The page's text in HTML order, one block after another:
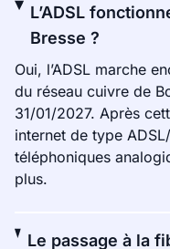
L’ADSL
Bresse ?
Oui, l’ADSL marche
du réseau cuivre de
31/01/2027. Après
internet de type
téléphoniques
plus.
Le passage à la